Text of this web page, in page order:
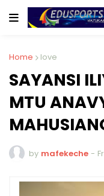
Home love
SAYANSI
MTU
by mafekeche -